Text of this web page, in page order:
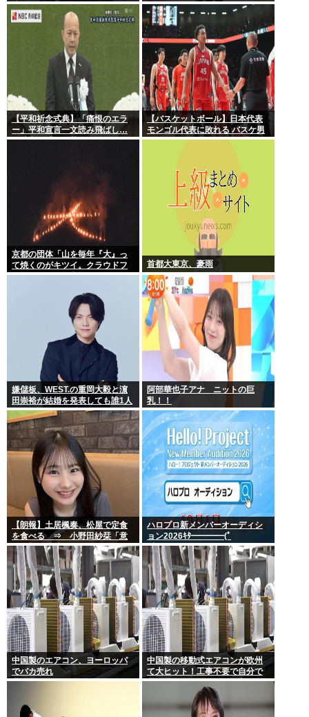
連日終日公邸のもよう
【平和祈念式典】「痛恨のエラ
ー」平和宣言一文読み飛ばし…
長崎市長「つい熱くなって」
【バスケットボール】日本代表
モンゴル代表に敗れる バスケ男
子
京都の団体「山を毎年『大』っ
て焼くのがキツイ。クラウドフ
ァンディングで支援してくださ
首都大東京、豪雨
嫌儲板、WEST.の重岡大毅と濵
田崇裕が結婚を発表しても誰1人
として話題にせず… どの掲示板
もSNSもトレンドなのにどうし
て
阿部華也子アナ ニットの巨
乳！！
【朗報】土居楓奏、松屋で定食
を食べる ⇒ 小野田紗栞「意
外！親近感持った」
ハロプロ新メンバーオーディシ
ョン2026ｷﾀ━━━━(ﾟ
∀ﾟ)━━━━!!
中国製のエアコン、ヨーロッパ
でバカ売れ
中国製の移動式エアコンが欧州
て大ヒット！工事不要で自分で
取り付け可、もうこれで良く